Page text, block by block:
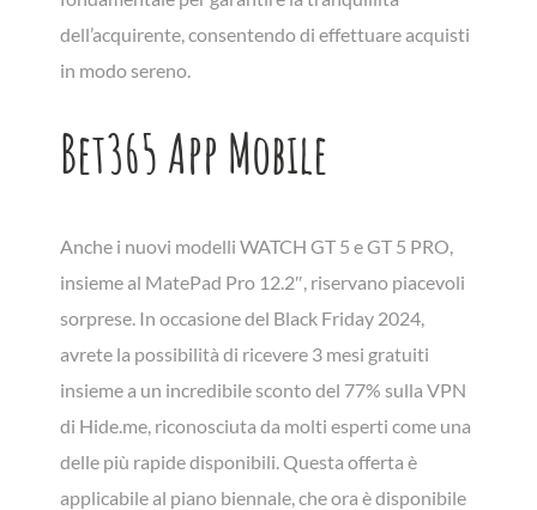
dell’acquirente, consentendo di effettuare acquisti
in modo sereno.
Bet365 App Mobile
Anche i nuovi modelli WATCH GT 5 e GT 5 PRO,
insieme al MatePad Pro 12.2″, riservano piacevoli
sorprese. In occasione del Black Friday 2024,
avrete la possibilità di ricevere 3 mesi gratuiti
insieme a un incredibile sconto del 77% sulla VPN
di Hide.me, riconosciuta da molti esperti come una
delle più rapide disponibili. Questa offerta è
applicabile al piano biennale, che ora è disponibile